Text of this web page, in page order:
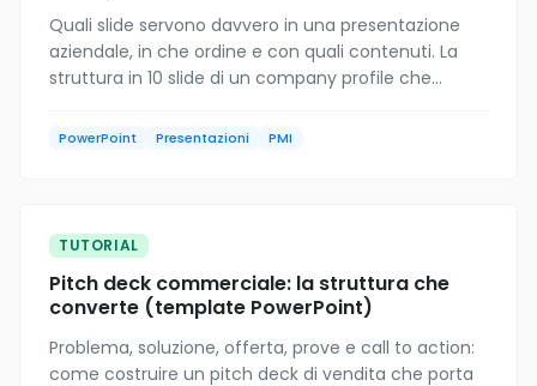
Quali slide servono davvero in una presentazione
aziendale, in che ordine e con quali contenuti. La
struttura in 10 slide di un company profile che
PowerPoint Presentazioni PMI
TUTORIAL
Pitch deck commerciale: la struttura che
converte (template PowerPoint)
Problema, soluzione, offerta, prove e call to action:
come costruire un pitch deck di vendita che porta